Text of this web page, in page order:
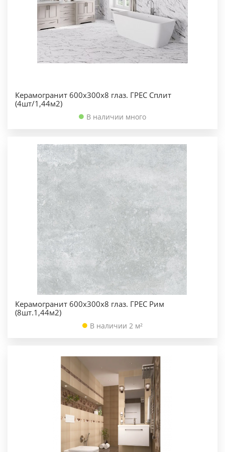
Керамогранит 600х300х8 глаз. ГРЕС Сплит
(4шт/1,44м2)
В наличии много
Керамогранит 600х300х8 глаз. ГРЕС Рим
(8шт.1,44м2)
В наличии 2 м²